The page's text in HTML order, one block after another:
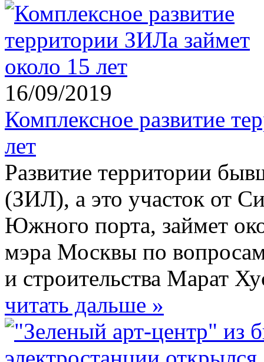
16/09/2019
Комплексное развитие
лет
Развитие территории
(ЗИЛ), а это участок от
Южного порта, займет
мэра Москвы по
и строительства Марат
читать дальше »